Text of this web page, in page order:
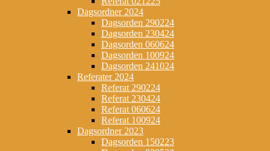
Dagsordner 2024
Dagsorden 290224
Dagsorden 230424
Dagsorden 060624
Dagsorden 100924
Dagsorden 241024
Referater 2024
Referat 290224
Referat 230424
Referat 060624
Referat 100924
Dagsordner 2023
Dagsorden 150223